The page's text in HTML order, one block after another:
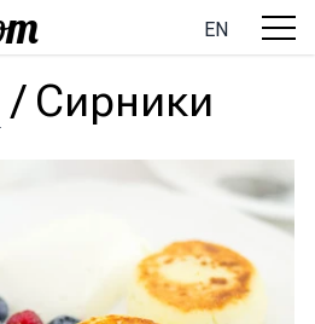
EN
/ Сирники